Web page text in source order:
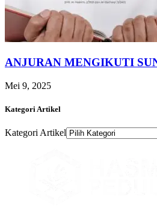
ANJURAN MENGIKUTI
Mei 9, 2025
Kategori Artikel
Kategori Artikel